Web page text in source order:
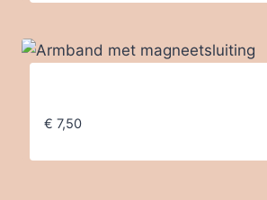
€ 7,50